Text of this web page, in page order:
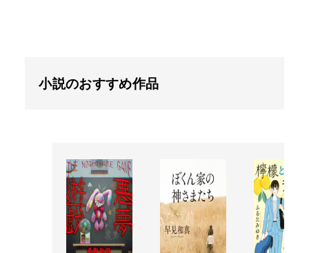
小説のおすすめ作品